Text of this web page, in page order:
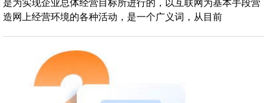
是为实现企业总体经营目标所进行的，以互联网为基本手段营
造网上经营环境的各种活动，是一个广义词，从目前